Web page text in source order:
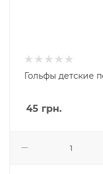
Гольфы детские
45 грн.